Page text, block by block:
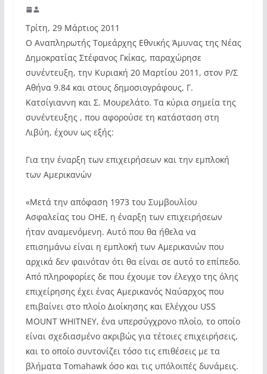
Τρίτη, 29 Μάρτιος 2011
Ο Αναπληρωτής Τομεάρχης Εθνικής Άμυνας της Νέας
Δημοκρατίας Στέφανος Γκίκας, παραχώρησε
συνέντευξη, την Κυριακή 20 Μαρτίου 2011, στον Ρ/Σ
Αθήνα 9.84 και στους δημοσιογράφους, Γ.
Κατσίγιαννη και Σ. Μουρελάτο. Τα κύρια σημεία της
συνέντευξης , που αφορούσε τη κατάσταση στη
Λιβύη, έχουν ως εξής:
Για την έναρξη των επιχειρήσεων και την εμπλοκή
των Αμερικανών
«Μετά την απόφαση 1973 του Συμβουλίου
Ασφαλείας του ΟΗΕ, η έναρξη των επιχειρήσεων
ήταν αναμενόμενη. Αυτό που θα ήθελα να
επισημάνω είναι η εμπλοκή των Αμερικανών που
αρχικά δεν φαινόταν ότι θα είναι σε αυτό το επίπεδο.
Από πληροφορίες δε που έχουμε τον έλεγχο της όλης
επιχείρησης έχει ένας Αμερικανός Ναύαρχος που
επιβαίνει στο πλοίο Διοίκησης και Ελέγχου USS
MOUNT WHITNEY, ένα υπερσύγχρονο πλοίο, το οποίο
είναι σχεδιασμένο ακριβώς για τέτοιες επιχειρήσεις,
και το οποίο συντονίζει τόσο τις επιθέσεις με τα
βλήματα Tomahawk όσο και τις υπόλοιπές δυνάμεις.